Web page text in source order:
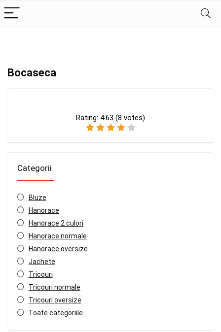
Bocaseca
Rating: 4.63 (8 votes)
Categorii
Bluze
Hanorace
Hanorace 2 culori
Hanorace normale
Hanorace oversize
Jachete
Tricouri
Tricouri normale
Tricouri oversize
Toate categoriile